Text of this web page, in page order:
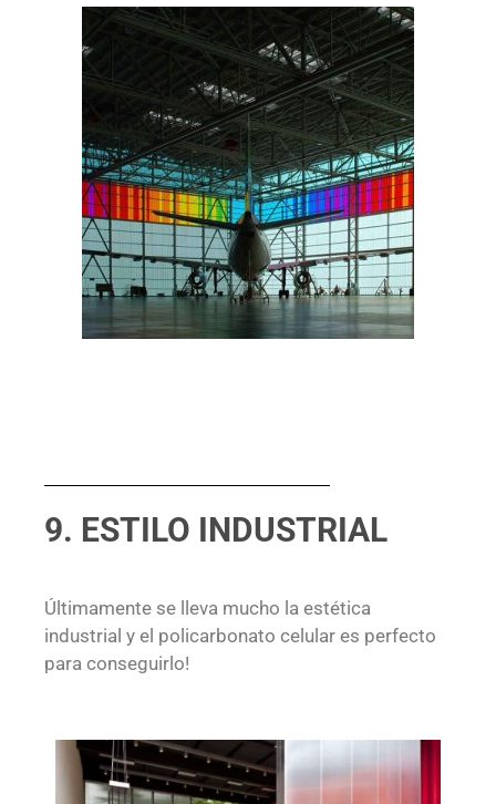
9. ESTILO INDUSTRIAL
Últimamente se lleva mucho la estética
industrial y el policarbonato celular es perfecto
para conseguirlo!